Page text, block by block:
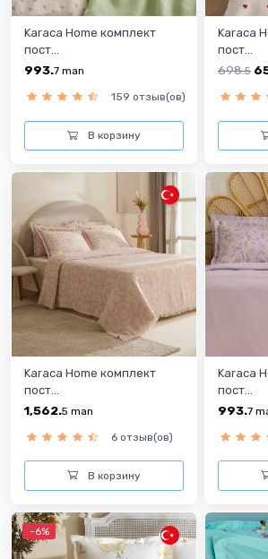
Karaca Home комплект
пост...
993.7 man
159 отзыв(ов)
В корзину
Karaca
пост...
698.5
Karaca Home комплект
пост...
1,562.5 man
6 отзыв(ов)
В корзину
Karaca
пост...
993.7
-6%